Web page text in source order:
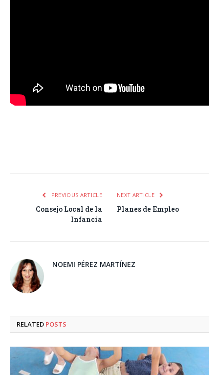
PREVIOUS ARTICLE
Consejo Local de la
Infancia
NEXT ARTICLE
Planes de Empleo
NOEMI PÉREZ MARTÍNEZ
RELATED POSTS